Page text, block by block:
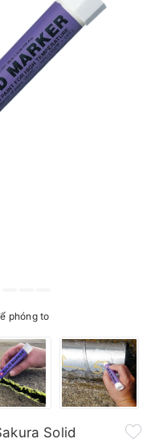
phóng to
Solid